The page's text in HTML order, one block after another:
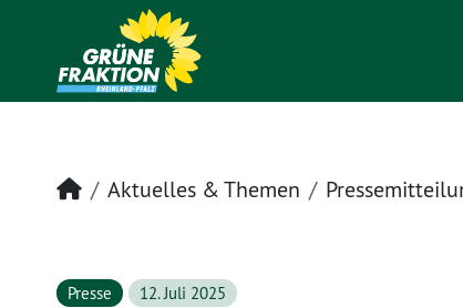
Startseite
Aktuelles & Themen
Presse 12. Juli 2025